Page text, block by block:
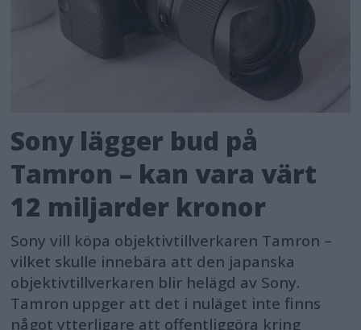
Sony lägger bud på
Tamron – kan vara värt
12 miljarder kronor
Sony vill köpa objektivtillverkaren Tamron –
vilket skulle innebära att den japanska
objektivtillverkaren blir helägd av Sony.
Tamron uppger att det i nuläget inte finns
något ytterligare att offentliggöra kring